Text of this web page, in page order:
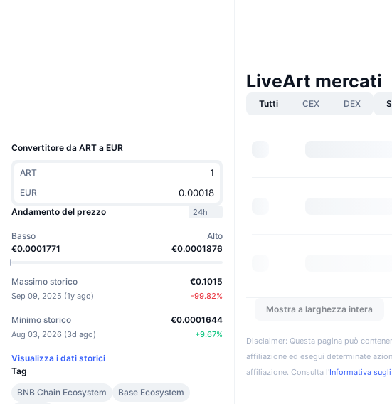
Convertitore da ART a EUR
ART
EUR
Andamento del prezzo
24h
Basso
€0.0001771
Alto
€0.0001876
Massimo storico
Sep 09, 2025 (1y ago)
€0.1015
-99.82%
Minimo storico
Aug 03, 2026 (3d ago)
€0.0001644
+9.67%
Visualizza i dati storici
Tag
BNB Chain Ecosystem
Base Ecosystem
LiveArt mercati
Tutti CEX DEX
Mostra a larghezza intera
Disclaimer: Questa pagina può
affiliazione ed esegui determinate
affiliazione. Consulta l'Informativa